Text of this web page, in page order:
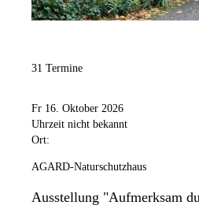
31 Termine
Fr 16. Oktober 2026
Uhrzeit nicht bekannt
Ort:
AGARD-Naturschutzhaus
Ausstellung "Aufmerksam